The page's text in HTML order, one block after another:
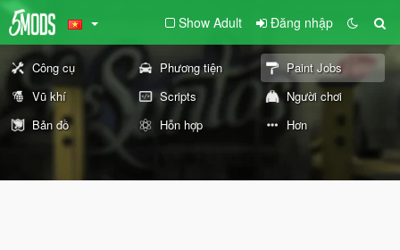
Show Adult Đăng nhập
Công cụ Phương tiện
Paint Jobs
Vũ khí
Scripts
Người chơi
Bản đồ
Hỗn hợp Hơn